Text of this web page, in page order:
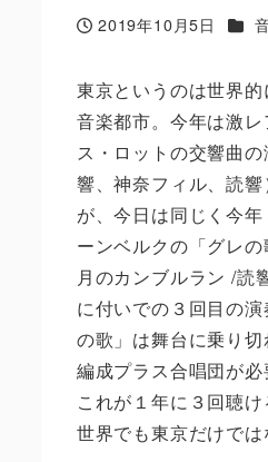
投稿日
2019年10月5日 カテ
東京というのは世界
音楽都市。今年は激
ス・ロットの交響曲
響、神奈フィル、読
が、今日は同じく今
ーンベルクの「グレ
月のカンブルラン /読
に付いでの３回目の
の歌」は舞台に乗り
編成プラス合唱団が必
これが１年に３回聴け
世界でも東京だけでは